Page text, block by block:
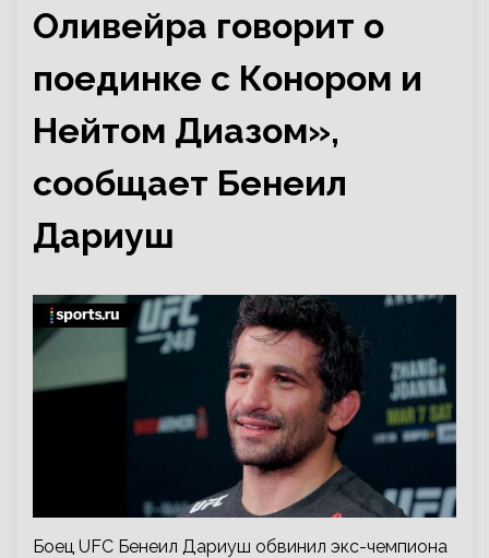
Оливейра говорит о
поединке с Конором и
Нейтом Диазом»,
сообщает Бенеил
Дариуш
Боец UFC Бенеил Дариуш обвинил экс-чемпиона